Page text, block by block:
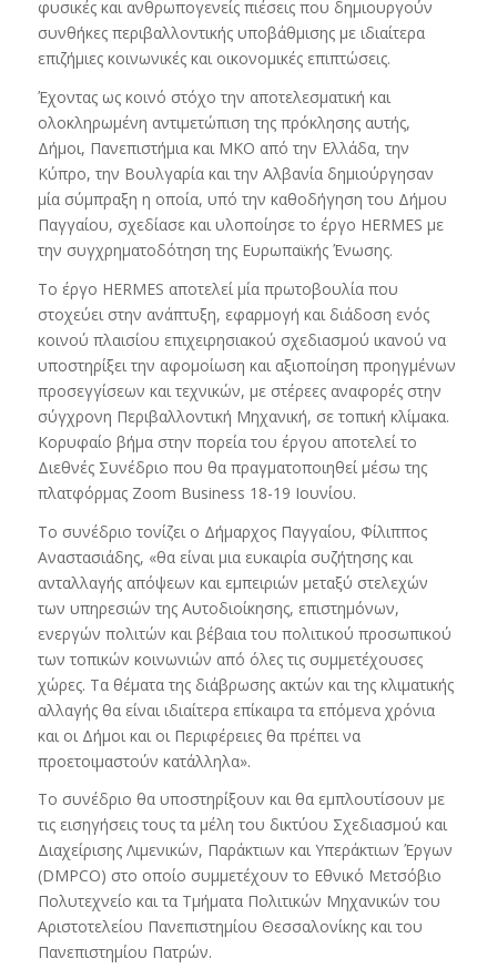
φυσικές και ανθρωπογενείς πιέσεις που δημιουργούν
συνθήκες περιβαλλοντικής υποβάθμισης με ιδιαίτερα
επιζήμιες κοινωνικές και οικονομικές επιπτώσεις.
Έχοντας ως κοινό στόχο την αποτελεσματική και
ολοκληρωμένη αντιμετώπιση της πρόκλησης αυτής,
Δήμοι, Πανεπιστήμια και ΜΚΟ από την Ελλάδα, την
Κύπρο, την Βουλγαρία και την Αλβανία δημιούργησαν
μία σύμπραξη η οποία, υπό την καθοδήγηση του Δήμου
Παγγαίου, σχεδίασε και υλοποίησε το έργο HERMES με
την συγχρηματοδότηση της Ευρωπαϊκής Ένωσης.
Το έργο HERMES αποτελεί μία πρωτοβουλία που
στοχεύει στην ανάπτυξη, εφαρμογή και διάδοση ενός
κοινού πλαισίου επιχειρησιακού σχεδιασμού ικανού να
υποστηρίξει την αφομοίωση και αξιοποίηση προηγμένων
προσεγγίσεων και τεχνικών, με στέρεες αναφορές στην
σύγχρονη Περιβαλλοντική Μηχανική, σε τοπική κλίμακα.
Κορυφαίο βήμα στην πορεία του έργου αποτελεί το
Διεθνές Συνέδριο που θα πραγματοποιηθεί μέσω της
πλατφόρμας Zoom Business 18-19 Ιουνίου.
Το συνέδριο τονίζει ο Δήμαρχος Παγγαίου, Φίλιππος
Αναστασιάδης, «θα είναι μια ευκαιρία συζήτησης και
ανταλλαγής απόψεων και εμπειριών μεταξύ στελεχών
των υπηρεσιών της Αυτοδιοίκησης, επιστημόνων,
ενεργών πολιτών και βέβαια του πολιτικού προσωπικού
των τοπικών κοινωνιών από όλες τις συμμετέχουσες
χώρες. Τα θέματα της διάβρωσης ακτών και της κλιματικής
αλλαγής θα είναι ιδιαίτερα επίκαιρα τα επόμενα χρόνια
και οι Δήμοι και οι Περιφέρειες θα πρέπει να
προετοιμαστούν κατάλληλα».
Tο συνέδριο θα υποστηρίξουν και θα εμπλουτίσουν με
τις εισηγήσεις τους τα μέλη του δικτύου Σχεδιασμού και
Διαχείρισης Λιμενικών, Παράκτιων και Υπεράκτιων Έργων
(DMPCO) στο οποίο συμμετέχουν το Εθνικό Μετσόβιο
Πολυτεχνείο και τα Τμήματα Πολιτικών Μηχανικών του
Αριστοτελείου Πανεπιστημίου Θεσσαλονίκης και του
Πανεπιστημίου Πατρών.